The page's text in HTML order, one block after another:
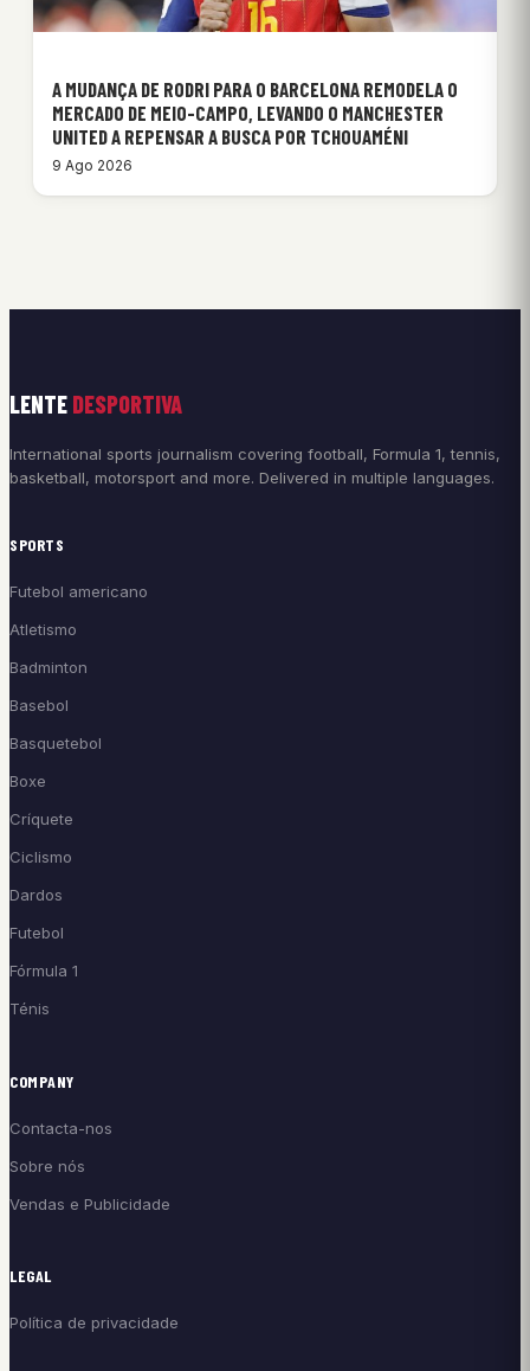
A MUDANÇA DE RODRI PARA O BARCELONA REMODELA O
MERCADO DE MEIO-CAMPO, LEVANDO O MANCHESTER
UNITED A REPENSAR A BUSCA POR TCHOUAMÉNI
9 Ago 2026
LENTE DESPORTIVA
International sports journalism covering football, Formula 1, tennis,
basketball, motorsport and more. Delivered in multiple languages.
SPORTS
Futebol americano
Atletismo
Badminton
Basebol
Basquetebol
Boxe
Críquete
Ciclismo
Dardos
Futebol
Fórmula 1
Ténis
COMPANY
Contacta-nos
Sobre nós
Vendas e Publicidade
LEGAL
Política de privacidade